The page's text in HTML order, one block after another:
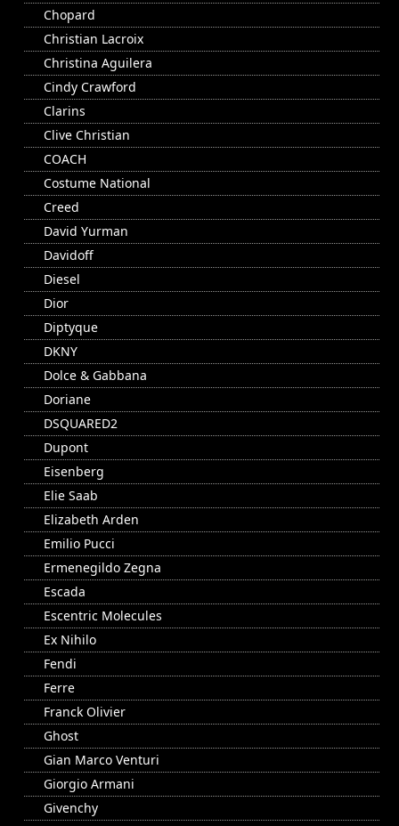
Chopard
Christian Lacroix
Christina Aguilera
Cindy Crawford
Clarins
Clive Christian
COACH
Costume National
Creed
David Yurman
Davidoff
Diesel
Dior
Diptyque
DKNY
Dolce & Gabbana
Doriane
DSQUARED2
Dupont
Eisenberg
Elie Saab
Elizabeth Arden
Emilio Pucci
Ermenegildo Zegna
Escada
Escentric Molecules
Ex Nihilo
Fendi
Ferre
Franck Olivier
Ghost
Gian Marco Venturi
Giorgio Armani
Givenchy